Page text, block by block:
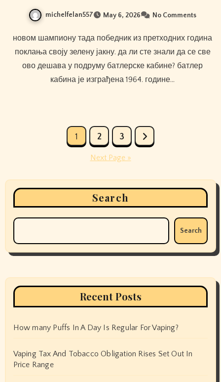
michelfelan557 May 6, 2026 No Comments
новом шампиону тада победник из претходних година
поклања своју зелену јакну. да ли сте знали да се све
ово дешава у подруму батлерске кабине? батлер
кабина је изграђена 1964. године…
1 2 3
Next Page »
Search
Search
Recent Posts
How many Puffs In A Day Is Regular For Vaping?
Vaping Tax And Tobacco Obligation Rises Set Out In
Price Range